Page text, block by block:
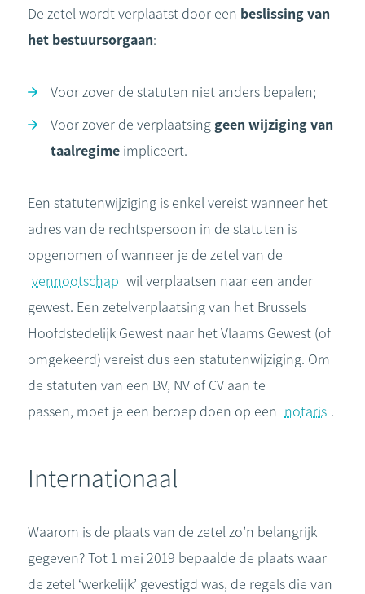
De zetel wordt verplaatst door een beslissing van
het bestuursorgaan:
Voor zover de statuten niet anders bepalen;
Voor zover de verplaatsing geen wijziging van
taalregime impliceert.
Een statutenwijziging is enkel vereist wanneer het
adres van de rechtspersoon in de statuten is
opgenomen of wanneer je de zetel van de
vennootschap wil verplaatsen naar een ander
gewest. Een zetelverplaatsing van het Brussels
Hoofdstedelijk Gewest naar het Vlaams Gewest (of
omgekeerd) vereist dus een statutenwijziging. Om
de statuten van een BV, NV of CV aan te
passen, moet je een beroep doen op een notaris .
Internationaal
Waarom is de plaats van de zetel zo’n belangrijk
gegeven? Tot 1 mei 2019 bepaalde de plaats waar
de zetel ‘werkelijk’ gevestigd was, de regels die van